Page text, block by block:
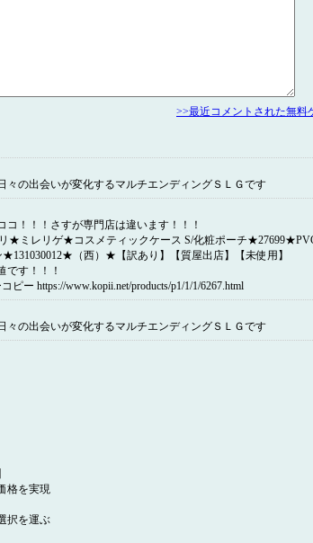
>>最近コメントされた無料
々の出会いが変化するマルチエンディングＳＬＧです
コ！！！さすが専門店は違います！！！
ミレリゲ★コスメティックケース S/化粧ポーチ
（西）★【訳あり】【質屋出店】【未使用】
です！！！
ー https://www.kopii.net/products/p1/1/1/6267.html
々の出会いが変化するマルチエンディングＳＬＧです
格を実現
択を運ぶ